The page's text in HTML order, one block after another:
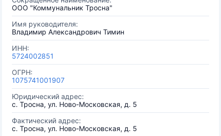
ООО "Коммунальник Тросна"
Имя руководителя:
Владимир Александрович Тимин
ИНН:
5724002851
ОГРН:
1075741001907
Юридический адрес:
с. Тросна, ул. Ново-Московская, д. 5
Фактический адрес:
с. Тросна, ул. Ново-Московская, д. 5